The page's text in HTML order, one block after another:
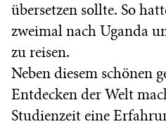
übersetzen sollte. So
zweimal nach Uganda
zu reisen.
Neben diesem schönen
Entdecken der Welt
Studienzeit eine